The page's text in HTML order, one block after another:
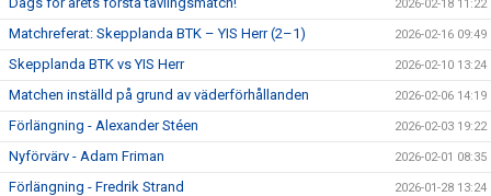
2026-02-18 11:22
Matchreferat: Skepplanda BTK – YIS Herr (2–1) 2026-02-16 09:49
Skepplanda BTK vs YIS Herr 2026-02-10 13:24
Matchen inställd på grund av väderförhållanden 2026-02-06 14:19
Förlängning - Alexander Stéen 2026-02-03 19:22
Nyförvärv - Adam Friman 2026-02-01 08:35
Förlängning - Fredrik Strand 2026-01-28 13:24